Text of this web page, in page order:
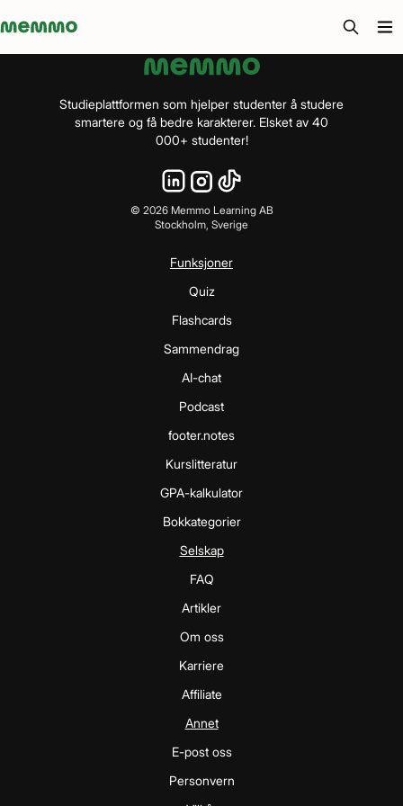
Memmo - AI-verktyg och digital kurslitteratur
Studieplattformen som hjelper studenter å studere
smartere og få bedre karakterer. Elsket av 40
000+ studenter!
© 2026Memmo Learning AB
Stockholm, Sverige
Funksjoner
Quiz
Flashcards
Sammendrag
AI-chat
Podcast
footer.notes
Kurslitteratur
GPA-kalkulator
Bokkategorier
Selskap
FAQ
Artikler
Om oss
Karriere
Affiliate
Annet
E-post oss
Personvern